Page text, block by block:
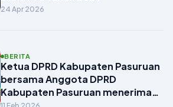
24 Apr 2026
BERITA
Ketua DPRD Kabupaten Pasuruan
bersama Anggota DPRD
Kabupaten Pasuruan menerima